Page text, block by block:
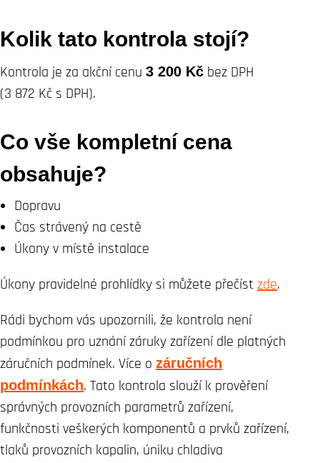
Kolik tato kontrola stojí?
Kontrola je za akční cenu 3 200 Kč bez DPH
(3 872 Kč s DPH).
Co vše kompletní cena
obsahuje?
Dopravu
Čas strávený na cestě
Úkony v místě instalace
Úkony pravidelné prohlídky si můžete přečíst zde.
Rádi bychom vás upozornili, že kontrola není
podmínkou pro uznání záruky zařízení dle platných
záručních podmínek. Více o záručních
podmínkách. Tato kontrola slouží k prověření
správných provozních parametrů zařízení,
funkčnosti veškerých komponentů a prvků zařízení,
tlaků provozních kapalin, úniku chladiva